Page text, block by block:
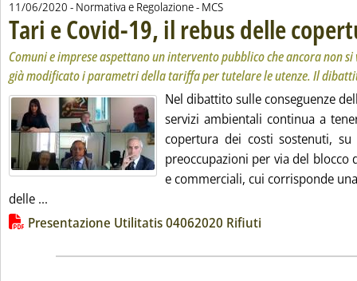
11/06/2020 - Normativa e Regolazione - di:
MCS
Tari e Covid-19, il rebus delle
Comuni e imprese aspettano un intervento pubblico che ancora non
già modificato i parametri della tariffa per tutelare le utenze. Il
Nel dibattito sulle conseguenze
servizi ambientali continua a
copertura dei costi sostenuti,
preoccupazioni per via del blocco
e commerciali, cui corrisponde
delle ...
Lista allegati PDF alla notizia
Presentazione Utilitatis 04062020 Rifiuti